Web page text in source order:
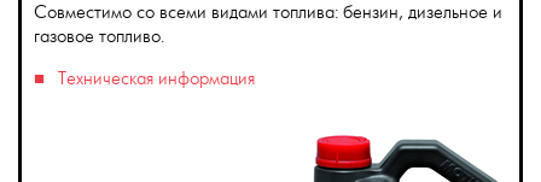
Совместимо со всеми видами топлива: бензин, дизельное и
газовое топливо.
Техническая информация